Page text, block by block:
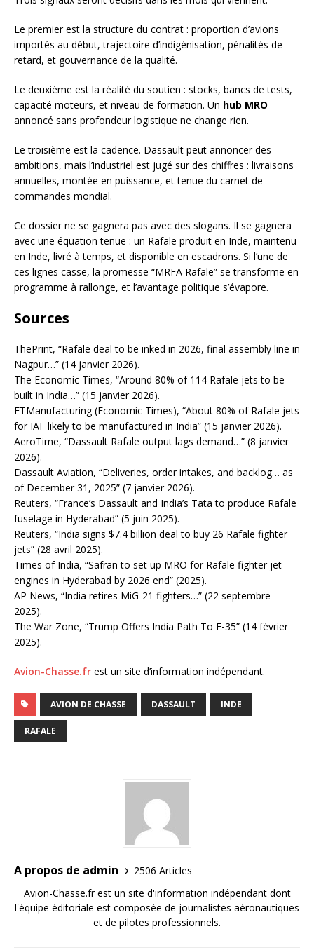
Le premier est la structure du contrat : proportion d’avions
importés au début, trajectoire d’indigénisation, pénalités de
retard, et gouvernance de la qualité.
Le deuxième est la réalité du soutien : stocks, bancs de tests,
capacité moteurs, et niveau de formation. Un hub MRO
annoncé sans profondeur logistique ne change rien.
Le troisième est la cadence. Dassault peut annoncer des
ambitions, mais l’industriel est jugé sur des chiffres : livraisons
annuelles, montée en puissance, et tenue du carnet de
commandes mondial.
Ce dossier ne se gagnera pas avec des slogans. Il se gagnera
avec une équation tenue : un Rafale produit en Inde, maintenu
en Inde, livré à temps, et disponible en escadrons. Si l’une de
ces lignes casse, la promesse “MRFA Rafale” se transforme en
programme à rallonge, et l’avantage politique s’évapore.
Sources
ThePrint, “Rafale deal to be inked in 2026, final assembly line in
Nagpur…” (14 janvier 2026).
The Economic Times, “Around 80% of 114 Rafale jets to be
built in India…” (15 janvier 2026).
ETManufacturing (Economic Times), “About 80% of Rafale jets
for IAF likely to be manufactured in India” (15 janvier 2026).
AeroTime, “Dassault Rafale output lags demand…” (8 janvier
2026).
Dassault Aviation, “Deliveries, order intakes, and backlog… as
of December 31, 2025” (7 janvier 2026).
Reuters, “France’s Dassault and India’s Tata to produce Rafale
fuselage in Hyderabad” (5 juin 2025).
Reuters, “India signs $7.4 billion deal to buy 26 Rafale fighter
jets” (28 avril 2025).
Times of India, “Safran to set up MRO for Rafale fighter jet
engines in Hyderabad by 2026 end” (2025).
AP News, “India retires MiG-21 fighters…” (22 septembre
2025).
The War Zone, “Trump Offers India Path To F-35” (14 février
2025).
Avion-Chasse.fr est un site d’information indépendant.
AVION DE CHASSE DASSAULT INDE
RAFALE
A propos de admin
2506 Articles
Avion-Chasse.fr est un site d'information indépendant dont
l'équipe éditoriale est composée de journalistes aéronautiques
et de pilotes professionnels.